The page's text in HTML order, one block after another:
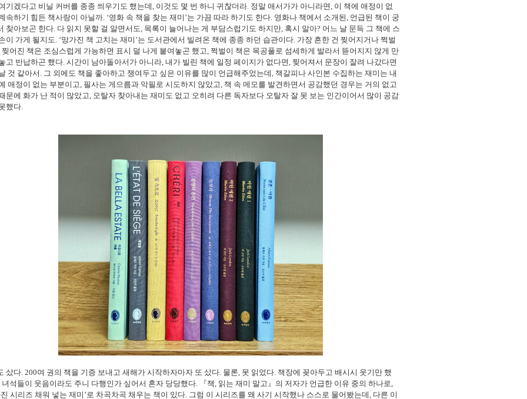
기겠다고 비닐 커버를 종종 씌우기도 했는데, 이것도 몇 번 하니 귀찮더라. 정말 애서가가 아니라면, 이 책에 애정이 없
속하기 힘든 책사랑이 아닐까. ‘영화 속 책을 찾는 재미 ’는 가끔 따라 하기도 한다. 영화나 책에서 소개된, 언급된 책이 궁
찾아보곤 한다. 다 읽지 못할 걸 알면서도, 목록이 늘어나는 게 부담스럽기도 하지만, 혹시 알아? 어느 날 문득 그 책에 스
이 가게 될지도. ‘망가진 책 고치는 재미 ’는 도서관에서 빌려온 책에 종종 하던 습관이다. 가장 흔한 건 찢어지거나 쩍벌
찢어진 책은 조심스럽게 가능하면 표시 덜 나게 붙여놓곤 했고, 쩍벌이 책은 목공풀로 섬세하게 발라서 뜯어지지 않게 만
고 반납하곤 했다. 시간이 남아돌아서가 아니라, 내가 빌린 책에 일정 페이지가 없다면, 찢어져서 문장이 잘려 나갔다면
것 같아서. 그 외에도 책을 좋아하고 쟁여두고 싶은 이유를 많이 언급해주었는데, 책갈피나 사인본 수집하는 재미는 내
애정이 없는 부분이고, 필사는 게으름과 악필로 시도하지 않았고, 책 속 메모를 발견하면서 공감했던 경우는 거의 없고
문에 화가 난 적이 많았고, 오탈자 찾아내는 재미도 없고 오히려 다른 독자보다 오탈자 잘 못 보는 인간이어서 많이 공감
했다.
샀다. 200여 권의 책을 기증 보내고 새해가 시작하자마자 또 샀다. 물론, 못 읽었다. 책장에 꽂아두고 배시시 웃기만 했
녀석들이 웃음이라도 주니 다행인가 싶어서 혼자 당당했다. 『책, 읽는 재미 말고』 의 저자가 언급한 이유 중의 하나로,
시리즈 채워 넣는 재미 ’로 차곡차곡 채우는 책이 있다. 그럼 이 시리즈를 왜 사기 시작했나 스스로 물어봤는데, 다른 이